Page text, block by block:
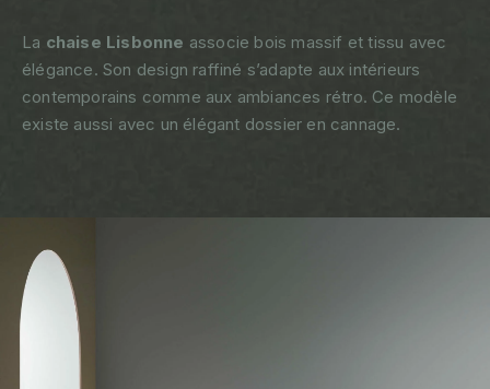
La chaise Lisbonne associe bois massif et tissu avec
élégance. Son design raffiné s’adapte aux intérieurs
contemporains comme aux ambiances rétro. Ce modèle
existe aussi avec un élégant dossier en cannage.